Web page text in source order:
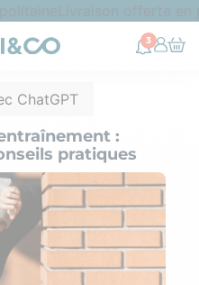
3
ChatGPT
:
pratiques